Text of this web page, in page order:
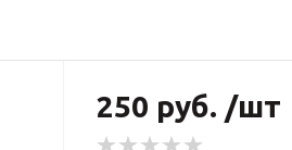
250 руб. /шт